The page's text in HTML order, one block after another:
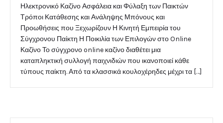
Ηλεκτρονικό Καζίνο Ασφάλεια και Φύλαξη των Παικτών
Τρόποι Κατάθεσης και Ανάληψης Μπόνους και
Προωθήσεις που Ξεχωρίζουν Η Κινητή Εμπειρία του
Σύγχρονου Παίκτη Η Ποικιλία των Επιλογών στο Online
Καζίνο Το σύγχρονο online καζίνο διαθέτει μια
καταπληκτική συλλογή παιχνιδιών που ικανοποιεί κάθε
τύπους παίκτη. Από τα κλασσικά κουλοχέρηδες μέχρι τα […]